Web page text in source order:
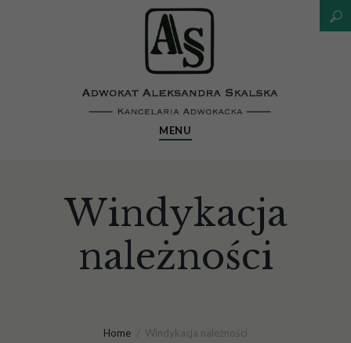
MENU
Windykacja
należności
Home Windykacja należności